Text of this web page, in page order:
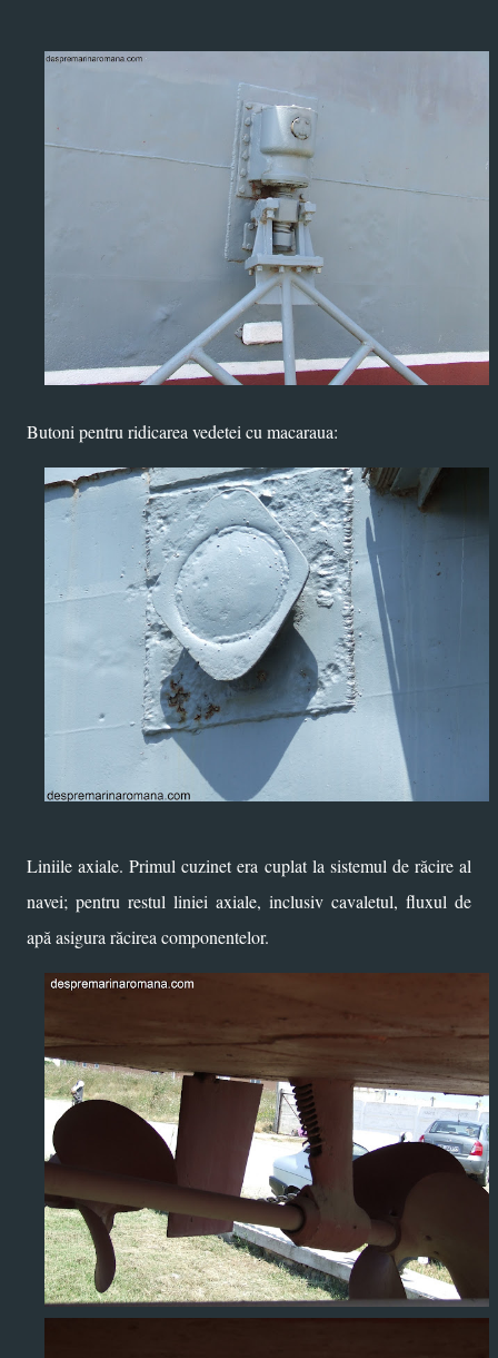
Butoni pentru ridicarea vedetei cu macaraua:
Liniile axiale. Primul cuzinet era cuplat la sistemul de răcire al
navei; pentru restul liniei axiale, inclusiv cavaletul, fluxul de
apă asigura răcirea componentelor.